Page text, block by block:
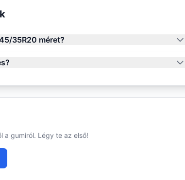
35R20 méret?
a gumiról. Légy te az első!